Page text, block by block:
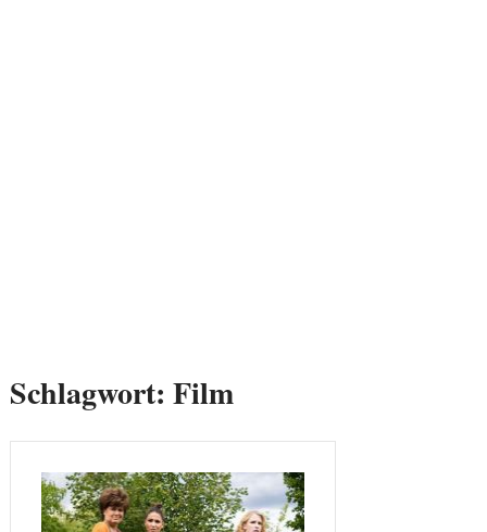
Schlagwort: Film